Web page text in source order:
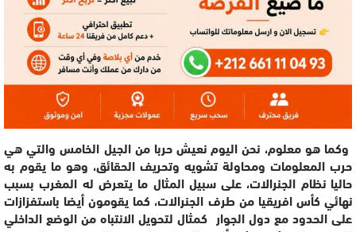
وكما هو معلوم، نحن اليوم نعيش حربا من الجيل الخامس والتي هي
حرب المعلومات ومحاولة تشويه وتحريف الحقائق، وهو ما يقوم به
حاليا نظام الجنرالات، على سبيل المثال ما يتعرض له المغرب بسبب
نهائي كأس افريقيا من طرف الجنرالات، كما يقومون أيضا باستفزازات
على الحدود مع دول الجوار كمثال لتحويل الانتباه من الوضع الداخلي